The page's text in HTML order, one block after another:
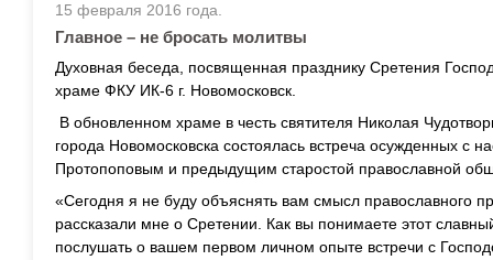
15 февраля 2016 года.
Главное – не бросать молитвы
Духовная беседа, посвященная празднику Сретения
храме ФКУ ИК-6 г. Новомосковск.
В обновленном храме в честь святителя Николая
города Новомосковска состоялась встреча осужденных с
Протопоповым и предыдущим старостой православной
«Сегодня я не буду объяснять вам смысл православного
рассказали мне о Сретении. Как вы понимаете этот
послушать о вашем первом личном опыте встречи с